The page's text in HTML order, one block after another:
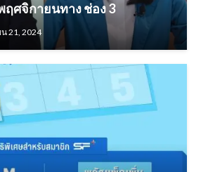
ฤศจิกายนทาง ช่อง 3
21, 2024